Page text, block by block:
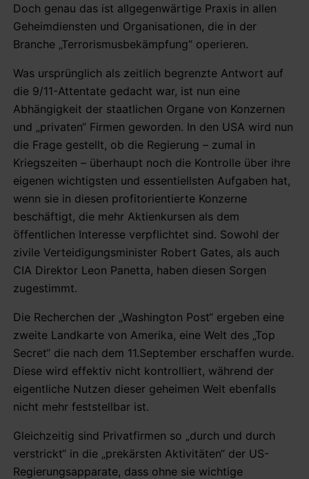
Doch genau das ist allgegenwärtige Praxis in allen
Geheimdiensten und Organisationen, die in der
Branche „Terrorismusbekämpfung“ operieren.
Was ursprünglich als zeitlich begrenzte Antwort auf
die 9/11-Attentate gedacht war, ist nun eine
Abhängigkeit der staatlichen Organe von Konzernen
und „privaten“ Firmen geworden. In den USA wird nun
die Frage gestellt, ob die Regierung – zumal in
Kriegszeiten – überhaupt noch die Kontrolle über ihre
eigenen wichtigsten und essentiellsten Aufgaben hat,
wenn sie in diesen profitorientierte Konzerne
beschäftigt, die mehr Aktienkursen als dem
öffentlichen Interesse verpflichtet sind. Sowohl der
zivile Verteidigungsminister Robert Gates, als auch
CIA Direktor Leon Panetta, haben diesen Sorgen
zugestimmt.
Die Recherchen der „Washington Post“ ergeben eine
zweite Landkarte von Amerika, eine Welt des „Top
Secret“ die nach dem 11.September erschaffen wurde.
Diese wird effektiv nicht kontrolliert, während der
eigentliche Nutzen dieser geheimen Welt ebenfalls
nicht mehr feststellbar ist.
Gleichzeitig sind Privatfirmen so „durch und durch
verstrickt“ in die „prekärsten Aktivitäten“ der US-
Regierungsapparate, dass ohne sie wichtige